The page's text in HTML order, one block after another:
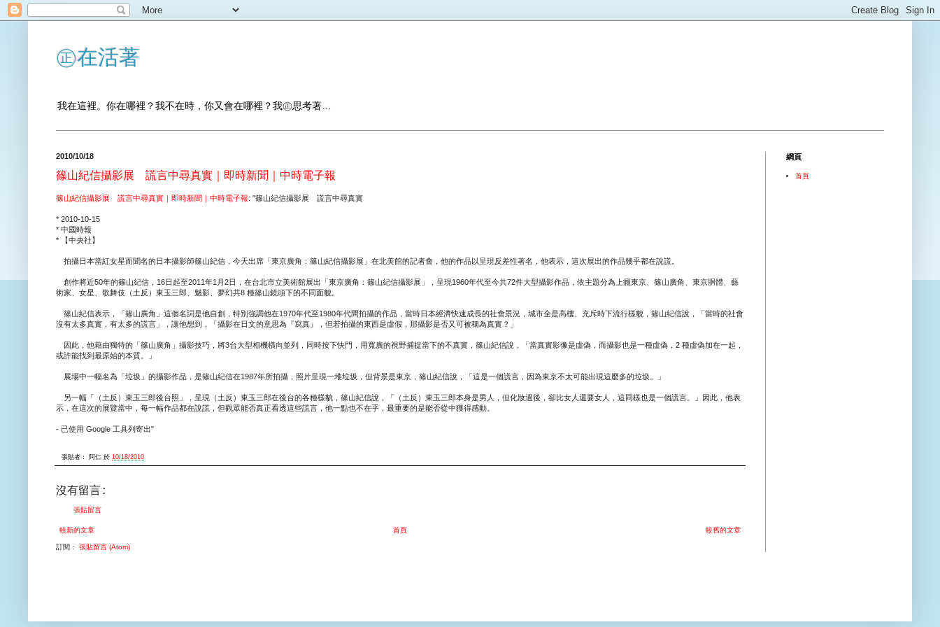
㊣在活著
我在這裡。你在哪裡？我不在時，你又會在哪裡？我㊣思考著…
2010/10/18
篠山紀信攝影展 謊言中尋真實｜即時新聞｜中時電子報
篠山紀信攝影展 謊言中尋真實｜即時新聞｜中時電子報: "篠山紀信攝影展 謊言中尋真實
* 2010-10-15
* 中國時報
* 【中央社】
拍攝日本當紅女星而聞名的日本攝影師篠山紀信，今天出席「東京廣角：篠山紀信攝影展」在北美館的記者會，他的作品以呈現反差性著名，他表示，這次展出的作品幾乎都在說謊。
創作將近50年的篠山紀信，16日起至2011年1月2日，在台北市立美術館展出「東京廣角：篠山紀信攝影展」，呈現1960年代至今共72件大型攝影作品，依主題分為上癮東京、篠山廣角、東京胴體、藝
術家、女星、歌舞伎（土反）東玉三郎、魅影、夢幻共8 種篠山鏡頭下的不同面貌。
篠山紀信表示，「篠山廣角」這個名詞是他自創，特別強調他在1970年代至1980年代間拍攝的作品，當時日本經濟快速成長的社會景況，城市全是高樓、充斥時下流行樣貌，篠山紀信說，「當時的社會
沒有太多真實，有太多的謊言」，讓他想到，「攝影在日文的意思為『寫真』，但若拍攝的東西是虛假，那攝影是否又可被稱為真實？」
因此，他藉由獨特的「篠山廣角」攝影技巧，將3台大型相機橫向並列，同時按下快門，用寬廣的視野捕捉當下的不真實，篠山紀信說，「當真實影像是虛偽，而攝影也是一種虛偽，2 種虛偽加在一起，
或許能找到最原始的本質。」
展場中一幅名為「垃圾」的攝影作品，是篠山紀信在1987年所拍攝，照片呈現一堆垃圾，但背景是東京，篠山紀信說，「這是一個謊言，因為東京不太可能出現這麼多的垃圾。」
另一幅「（土反）東玉三郎後台照」，呈現（土反）東玉三郎在後台的各種樣貌，篠山紀信說，「（土反）東玉三郎本身是男人，但化妝過後，卻比女人還要女人，這同樣也是一個謊言。」因此，他表
示，在這次的展覽當中，每一幅作品都在說謊，但觀眾能否真正看透這些謊言，他一點也不在乎，最重要的是能否從中獲得感動。
- 已使用 Google 工具列寄出"
張貼者： 阿仁 於 10/18/2010
沒有留言:
張貼留言
較新的文章 較舊的文章
首頁
訂閱： 張貼留言 (Atom)
網頁
首頁